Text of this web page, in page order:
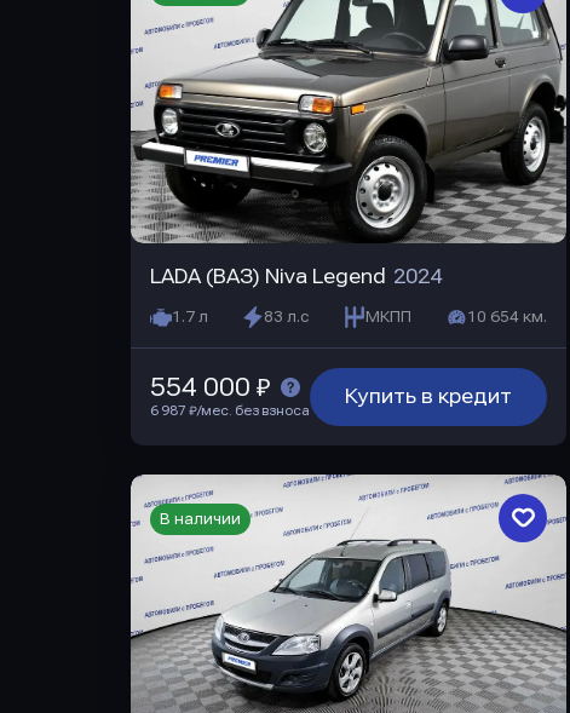
LADA (ВАЗ) Niva Legend 2024
1.7 л 83 л.с МКПП 10 654 км.
Купить в кредит
554 000 ₽
6 987 ₽/мес. без взноса
В наличии